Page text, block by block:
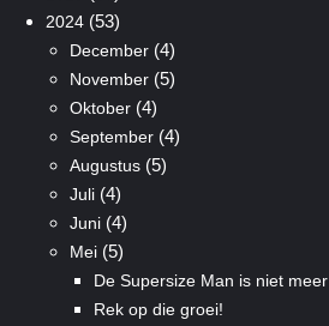
2024(53)
December(4)
November(5)
Oktober(4)
September(4)
Augustus(5)
Juli(4)
Juni(4)
Mei(5)
De Supersize Man is niet meer
Rek op die groei!